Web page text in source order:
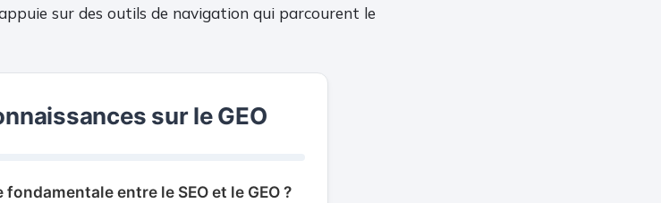
sur des outils de navigation qui parcourent le
sur le GEO
entre le SEO et le GEO ?